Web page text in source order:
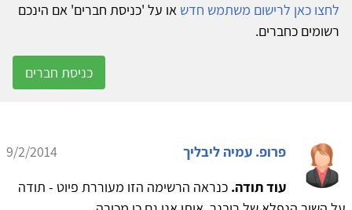
לחצו כאן לרישום משתמש חדש או על 'כניסת חברים' אם הינכם
רשומים כחברים.
כניסת חברים
פרופ. עמיה ליבליך
9/2/2014
עוד תודה. כנראה הרשימה הזו מעוררת פיוט - תודה